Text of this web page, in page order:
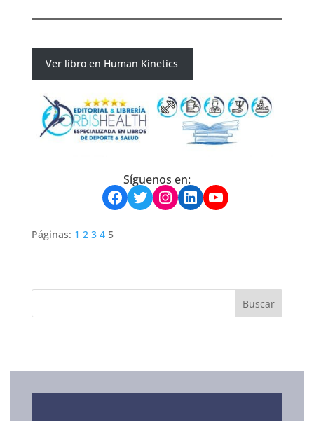
Ver libro en Human Kinetics
Síguenos en:
Facebook
Twitter
Instagram
LinkedIn
YouTube
Páginas: 1 2 3 4 5